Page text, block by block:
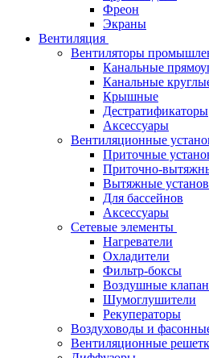
Фреон
Экраны
Вентиляция
Вентиляторы
Канальные
Канальные
Крышные
Дестратификаторы
Аксессуары
Вентиляционные
Приточные
Приточно-
Вытяжные
Для бассейнов
Аксессуары
Сетевые элементы
Нагреватели
Охладители
Фильтр-боксы
Воздушные
Шумоглушители
Рекуператоры
Воздуховоды и
Вентиляционные